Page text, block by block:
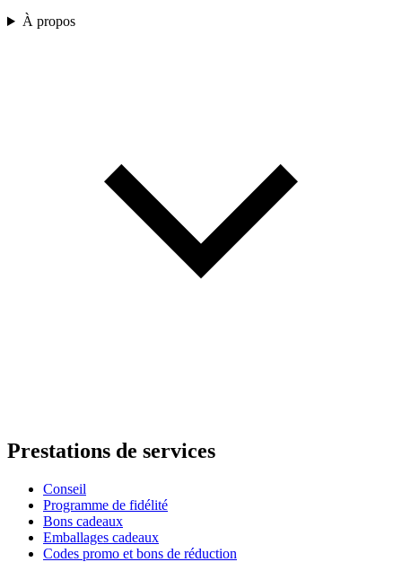
À propos
Prestations de services
Conseil
Programme de fidélité
Bons cadeaux
Emballages cadeaux
Codes promo et bons de réduction